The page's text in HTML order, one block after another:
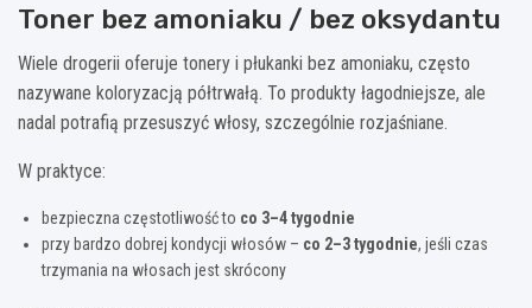
Toner bez amoniaku / bez oksydantu
Wiele drogerii oferuje tonery i płukanki bez amoniaku, często
nazywane koloryzacją półtrwałą. To produkty łagodniejsze, ale
nadal potrafią przesuszyć włosy, szczególnie rozjaśniane.
W praktyce:
bezpieczna częstotliwość to co 3–4 tygodnie
przy bardzo dobrej kondycji włosów – co 2–3 tygodnie, jeśli czas
trzymania na włosach jest skrócony